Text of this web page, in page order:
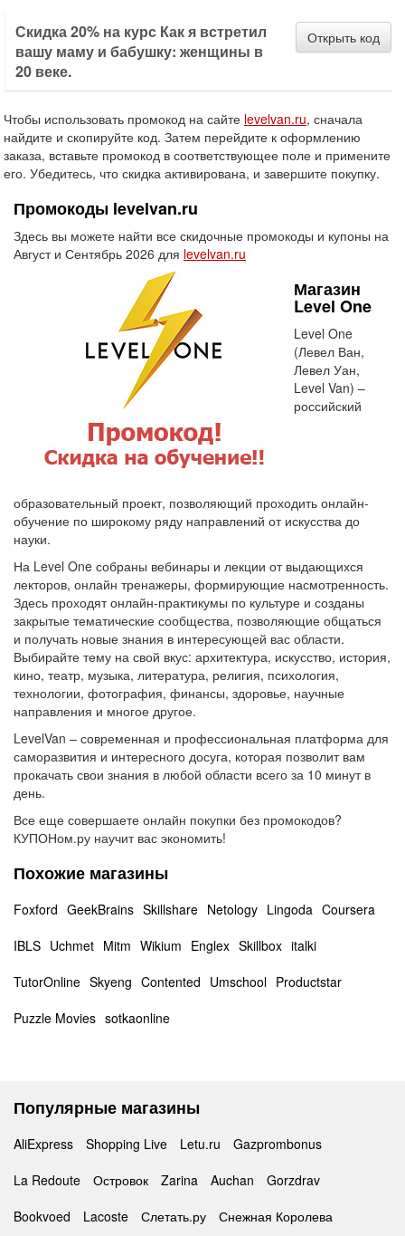
Скидка 20% на курс Как я встретил
вашу маму и бабушку: женщины в
20 веке.
Открыть код
Чтобы использовать промокод на сайте levelvan.ru, сначала
найдите и скопируйте код. Затем перейдите к оформлению
заказа, вставьте промокод в соответствующее поле и примените
его. Убедитесь, что скидка активирована, и завершите покупку.
Промокоды levelvan.ru
Здесь вы можете найти все скидочные промокоды и купоны на
Август и Сентябрь 2026 для levelvan.ru
Магазин
Level One
Level One
(Левел Ван,
Левел Уан,
Level Van) –
российский
образовательный проект, позволяющий проходить онлайн-
обучение по широкому ряду направлений от искусства до
науки.
На Level One собраны вебинары и лекции от выдающихся
лекторов, онлайн тренажеры, формирующие насмотренность.
Здесь проходят онлайн-практикумы по культуре и созданы
закрытые тематические сообщества, позволяющие общаться
и получать новые знания в интересующей вас области.
Выбирайте тему на свой вкус: архитектура, искусство, история,
кино, театр, музыка, литература, религия, психология,
технологии, фотография, финансы, здоровье, научные
направления и многое другое.
LevelVan – современная и профессиональная платформа для
саморазвития и интересного досуга, которая позволит вам
прокачать свои знания в любой области всего за 10 минут в
день.
Все еще совершаете онлайн покупки без промокодов?
КУПОНом.ру научит вас экономить!
Похожие магазины
Foxford GeekBrains Skillshare Netology Lingoda Coursera
IBLS Uchmet Mitm Wikium Englex Skillbox italki
TutorOnline Skyeng Contented Umschool Productstar
Puzzle Movies sotkaonline
Популярные магазины
AliExpress Shopping Live Letu.ru
Gazprombonus
La Redoute
Островок Zarina Auchan
Gorzdrav
Bookvoed
Lacoste Слетать.ру Снежная Королева